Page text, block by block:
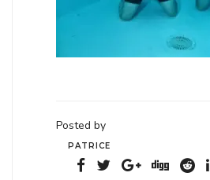
Posted by
PATRICE